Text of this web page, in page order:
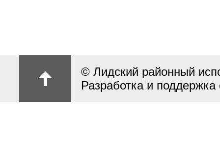
© Лидский районный
Разработка и поддержка